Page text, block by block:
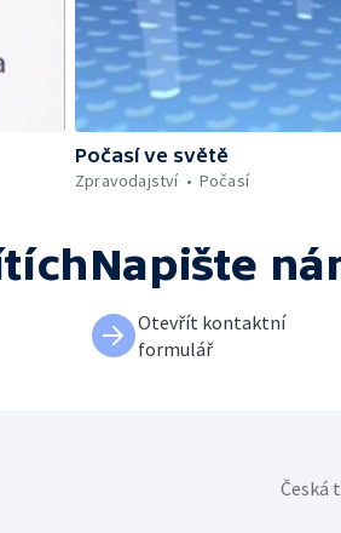
Počasí ve světě
Zpravodajství
Počasí
Napište
Otevřít kontaktní
formulář
Česká